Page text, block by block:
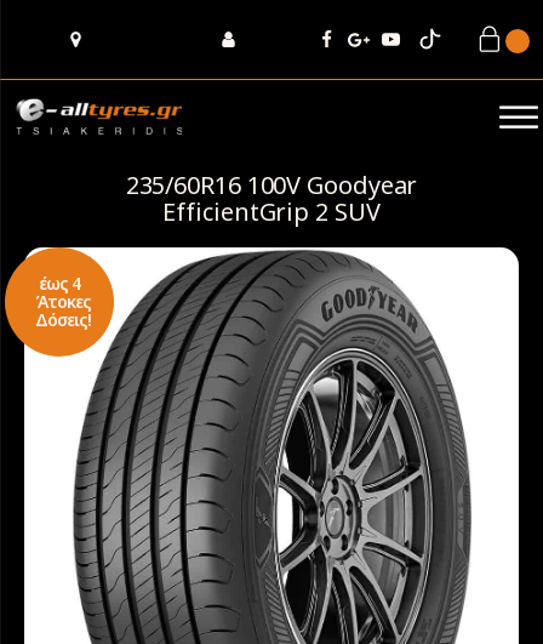
235/60R16 100V Goodyear
EfficientGrip 2 SUV
έως 4
Άτοκες
Δόσεις!